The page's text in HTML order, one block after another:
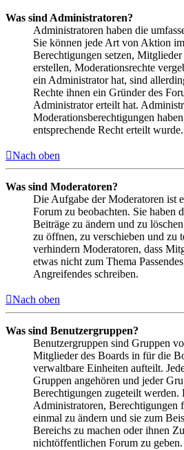
Was sind Administratoren?
Administratoren haben die
Sie können jede Art von Aktion
Berechtigungen setzen,
erstellen, Moderationsrechte
ein Administrator hat, sind
Rechte ihnen ein Gründer des
Administrator erteilt hat.
Moderationsberechtigungen
entsprechende Recht erteilt wurde.
Nach oben
Was sind Moderatoren?
Die Aufgabe der Moderatoren ist
Forum zu beobachten. Sie haben
Beiträge zu ändern und zu
zu öffnen, zu verschieben und zu
verhindern Moderatoren, dass
etwas nicht zum Thema
Angreifendes schreiben.
Nach oben
Was sind Benutzergruppen?
Benutzergruppen sind Gruppen
Mitglieder des Boards in für die
verwaltbare Einheiten aufteilt.
Gruppen angehören und jeder
Berechtigungen zugeteilt werden.
Administratoren, Berechtigungen
einmal zu ändern und sie zum
Bereichs zu machen oder ihnen
nichtöffentlichen Forum zu geben.